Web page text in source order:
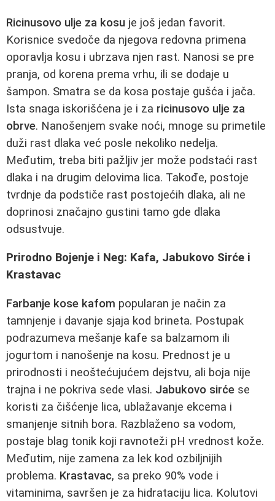
Ricinusovo ulje za kosu je još jedan favorit.
Korisnice svedoče da njegova redovna primena
oporavlja kosu i ubrzava njen rast. Nanosi se pre
pranja, od korena prema vrhu, ili se dodaje u
šampon. Smatra se da kosa postaje gušća i jača.
Ista snaga iskorišćena je i za ricinusovo ulje za
obrve. Nanošenjem svake noći, mnoge su primetile
duži rast dlaka već posle nekoliko nedelja.
Međutim, treba biti pažljiv jer može podstaći rast
dlaka i na drugim delovima lica. Takođe, postoje
tvrdnje da podstiče rast postojećih dlaka, ali ne
doprinosi značajno gustini tamo gde dlaka
odsustvuje.
Prirodno Bojenje i Neg: Kafa, Jabukovo Sirće i
Krastavac
Farbanje kose kafom popularan je način za
tamnjenje i davanje sjaja kod brineta. Postupak
podrazumeva mešanje kafe sa balzamom ili
jogurtom i nanošenje na kosu. Prednost je u
prirodnosti i neoštećujućem dejstvu, ali boja nije
trajna i ne pokriva sede vlasi. Jabukovo sirće se
koristi za čišćenje lica, ublažavanje ekcema i
smanjenje sitnih bora. Razblaženo sa vodom,
postaje blag tonik koji ravnoteži pH vrednost kože.
Međutim, nije zamena za lek kod ozbiljnijih
problema. Krastavac, sa preko 90% vode i
vitaminima, savršen je za hidrataciju lica. Kolutovi